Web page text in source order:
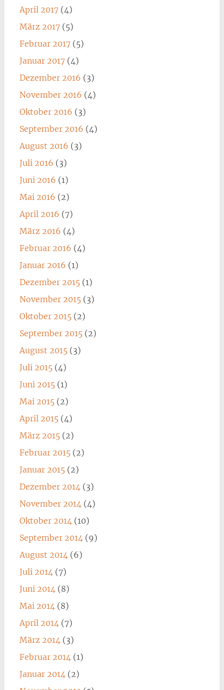
April 2017(4)
März 2017(5)
Februar 2017(5)
Januar 2017(4)
Dezember 2016 (3)
November 2016 (4)
Oktober 2016 (3)
September 2016 (4)
August 2016 (3)
Juli 2016 (3)
Juni 2016 (1)
Mai 2016 (2)
April 2016 (7)
März 2016 (4)
Februar 2016 (4)
Januar 2016 (1)
Dezember 2015(1)
November 2015(3)
Oktober 2015(2)
September 2015(2)
August 2015(3)
Juli 2015(4)
Juni 2015(1)
Mai 2015(2)
April 2015(4)
März 2015(2)
Februar 2015(2)
Januar 2015(2)
Dezember 2014(3)
November 2014(4)
Oktober 2014(10)
September 2014(9)
August 2014(6)
Juli 2014(7)
Juni 2014(8)
Mai 2014(8)
April 2014(7)
März 2014(3)
Februar 2014(1)
Januar 2014(2)